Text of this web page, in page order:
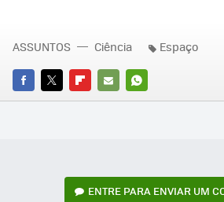
FACEBOOK
TWITTERFLIPBOARD
E-
WHATSAPP
ASSUNTOS Ciência Espaço
ENTRE PARA ENVIAR UM